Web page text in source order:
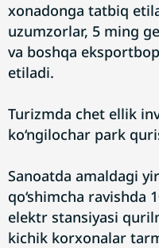
xonadonga tatbiq
uzumzorlar, 5 ming
va boshqa
etiladi.
Turizmda chet ellik
ko‘ngilochar park
Sanoatda amaldagi
qo‘shimcha ravishda
elektr stansiyasi
kichik korxonalar